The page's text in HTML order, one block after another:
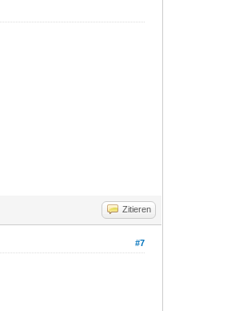
Zitieren
#7